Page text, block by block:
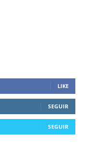
LIKE
SEGUIR
SEGUIR